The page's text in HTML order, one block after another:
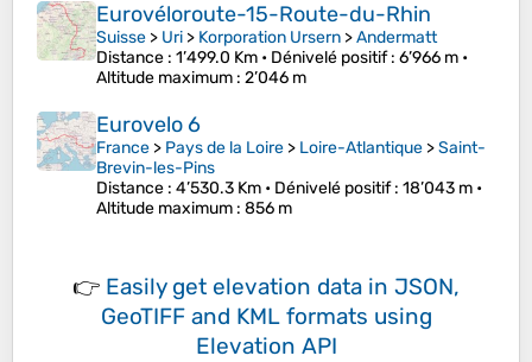
Eurovéloroute-15-Route-du-Rhin
Suisse > Uri > Korporation Ursern >Andermatt
Distance : 1’499.0 Km • Dénivelé positif: 6’966 m •
Altitude maximum : 2’046 m
Eurovelo 6
France > Pays de la Loire > Loire-Atlantique >Saint-
Brevin-les-Pins
Distance : 4’530.3 Km • Dénivelé positif: 18’043 m •
Altitude maximum : 856 m
👉 Easily get elevation data in JSON,
GeoTIFF and KML formats using
Elevation API